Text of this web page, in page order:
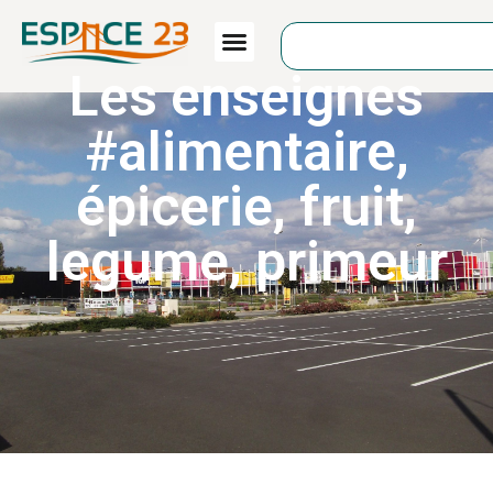
Les enseignes
#alimentaire,
épicerie,fruit,
legume,primeur